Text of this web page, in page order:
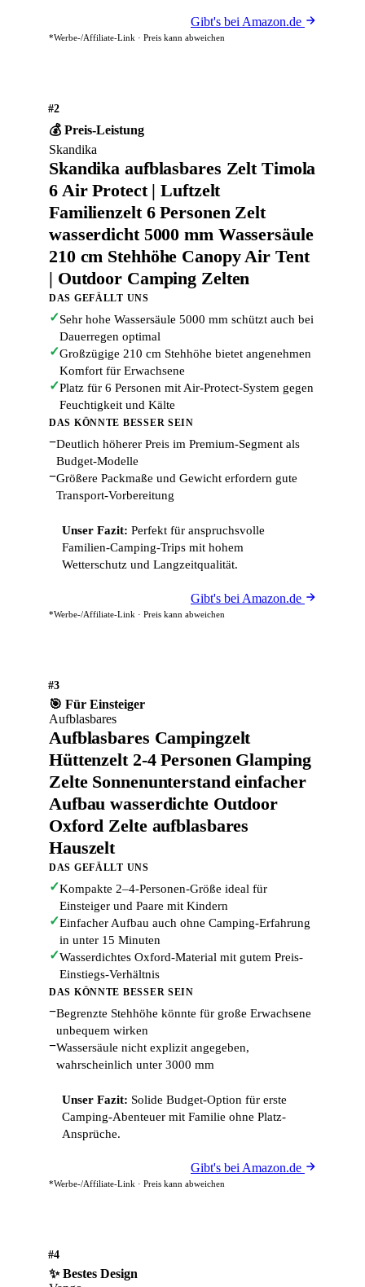
Gibt's bei Amazon.de
*Werbe-/Affiliate-Link · Preis kann abweichen
#2
💰 Preis-Leistung
Skandika
Skandika aufblasbares Zelt Timola
6 Air Protect | Luftzelt
Familienzelt 6 Personen Zelt
wasserdicht 5000 mm Wassersäule
210 cm Stehhöhe Canopy Air Tent
| Outdoor Camping Zelten
DAS GEFÄLLT UNS
✓Sehr hohe Wassersäule 5000 mm schützt auch bei
Dauerregen optimal
✓Großzügige 210 cm Stehhöhe bietet angenehmen
Komfort für Erwachsene
✓Platz für 6 Personen mit Air-Protect-System gegen
Feuchtigkeit und Kälte
DAS KÖNNTE BESSER SEIN
−Deutlich höherer Preis im Premium-Segment als
Budget-Modelle
−Größere Packmaße und Gewicht erfordern gute
Transport-Vorbereitung
Unser Fazit: Perfekt für anspruchsvolle
Familien-Camping-Trips mit hohem
Wetterschutz und Langzeitqualität.
Gibt's bei Amazon.de
*Werbe-/Affiliate-Link · Preis kann abweichen
#3
🎯 Für Einsteiger
Aufblasbares
Aufblasbares Campingzelt
Hüttenzelt 2-4 Personen Glamping
Zelte Sonnenunterstand einfacher
Aufbau wasserdichte Outdoor
Oxford Zelte aufblasbares
Hauszelt
DAS GEFÄLLT UNS
✓Kompakte 2–4-Personen-Größe ideal für
Einsteiger und Paare mit Kindern
✓Einfacher Aufbau auch ohne Camping-Erfahrung
in unter 15 Minuten
✓Wasserdichtes Oxford-Material mit gutem Preis-
Einstiegs-Verhältnis
DAS KÖNNTE BESSER SEIN
−Begrenzte Stehhöhe könnte für große Erwachsene
unbequem wirken
−Wassersäule nicht explizit angegeben,
wahrscheinlich unter 3000 mm
Unser Fazit: Solide Budget-Option für erste
Camping-Abenteuer mit Familie ohne Platz-
Ansprüche.
Gibt's bei Amazon.de
*Werbe-/Affiliate-Link · Preis kann abweichen
#4
✨ Bestes Design